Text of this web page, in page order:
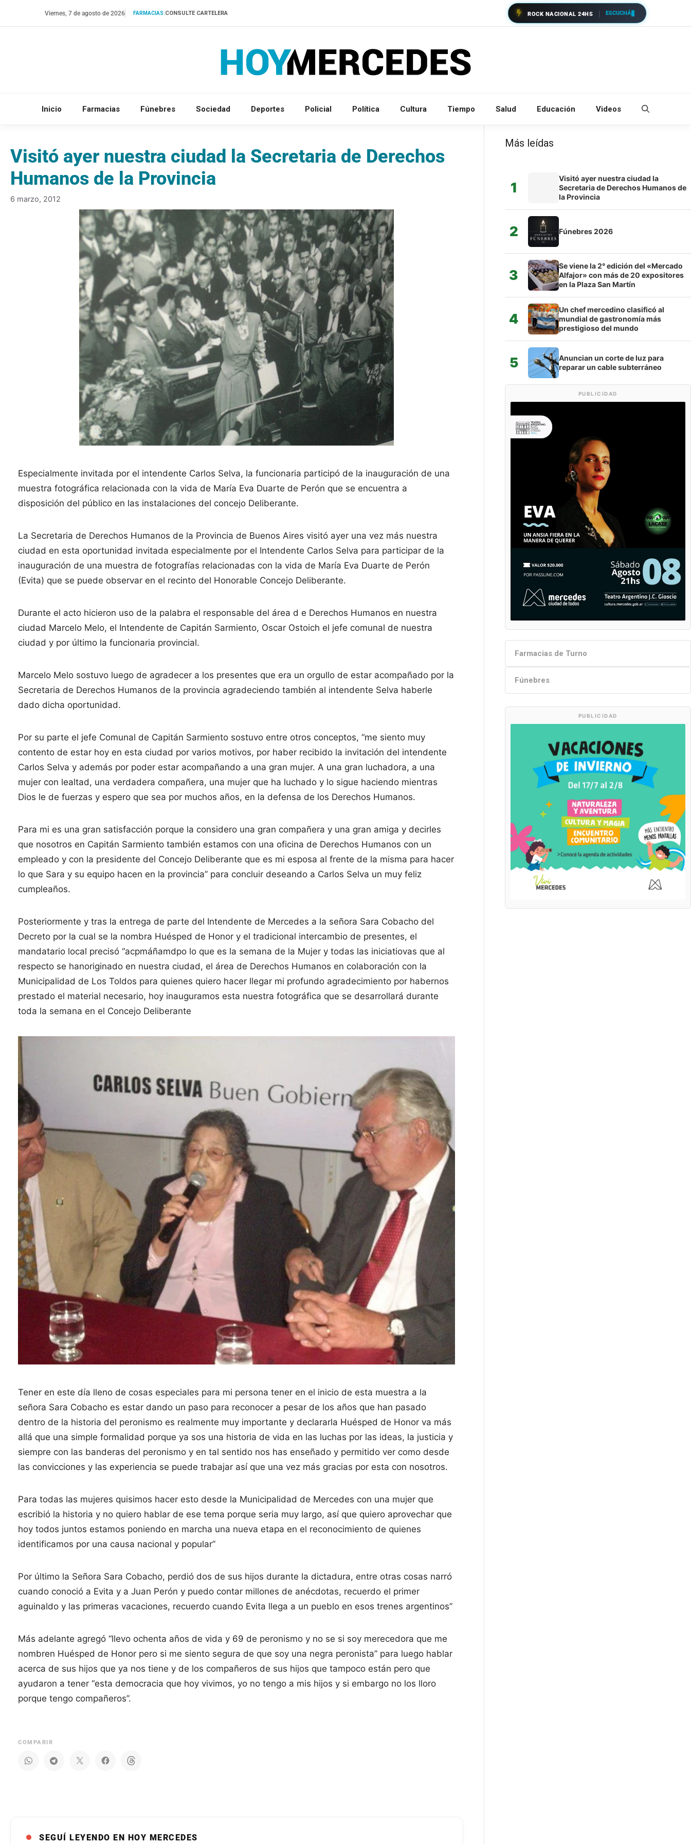
Viernes, 7 de agosto de 2026 FARMACIAS:CONSULTE CARTELERA ROCK NACIONAL 24HS ESCUCHÁ
Inicio Farmacias Fúnebres Sociedad Deportes Policial Política Cultura Tiempo Salud Educación Videos
Visitó ayer nuestra ciudad la Secretaria de Derechos
Humanos de la Provincia
6 marzo, 2012
Especialmente invitada por el intendente Carlos Selva, la funcionaria participó de la inauguración de una
muestra fotográfica relacionada con la vida de María Eva Duarte de Perón que se encuentra a
disposición del público en las instalaciones del concejo Deliberante.
La Secretaria de Derechos Humanos de la Provincia de Buenos Aires visitó ayer una vez más nuestra
ciudad en esta oportunidad invitada especialmente por el Intendente Carlos Selva para participar de la
inauguración de una muestra de fotografías relacionadas con la vida de María Eva Duarte de Perón
(Evita) que se puede observar en el recinto del Honorable Concejo Deliberante.
Durante el acto hicieron uso de la palabra el responsable del área d e Derechos Humanos en nuestra
ciudad Marcelo Melo, el Intendente de Capitán Sarmiento, Oscar Ostoich el jefe comunal de nuestra
ciudad y por último la funcionaria provincial.
Marcelo Melo sostuvo luego de agradecer a los presentes que era un orgullo de estar acompañado por la
Secretaria de Derechos Humanos de la provincia agradeciendo también al intendente Selva haberle
dado dicha oportunidad.
Por su parte el jefe Comunal de Capitán Sarmiento sostuvo entre otros conceptos, “me siento muy
contento de estar hoy en esta ciudad por varios motivos, por haber recibido la invitación del intendente
Carlos Selva y además por poder estar acompañando a una gran mujer. A una gran luchadora, a una
mujer con lealtad, una verdadera compañera, una mujer que ha luchado y lo sigue haciendo mientras
Dios le de fuerzas y espero que sea por muchos años, en la defensa de los Derechos Humanos.
Para mi es una gran satisfacción porque la considero una gran compañera y una gran amiga y decirles
que nosotros en Capitán Sarmiento también estamos con una oficina de Derechos Humanos con un
empleado y con la presidente del Concejo Deliberante que es mi esposa al frente de la misma para hacer
lo que Sara y su equipo hacen en la provincia” para concluir deseando a Carlos Selva un muy feliz
cumpleaños.
Posteriormente y tras la entrega de parte del Intendente de Mercedes a la señora Sara Cobacho del
Decreto por la cual se la nombra Huésped de Honor y el tradicional intercambio de presentes, el
mandatario local precisó “acpmáñamdpo lo que es la semana de la Mujer y todas las iniciatiovas que al
respecto se hanoriginado en nuestra ciudad, el área de Derechos Humanos en colaboración con la
Municipalidad de Los Toldos para quienes quiero hacer llegar mi profundo agradecimiento por habernos
prestado el material necesario, hoy inauguramos esta nuestra fotográfica que se desarrollará durante
toda la semana en el Concejo Deliberante
Tener en este día lleno de cosas especiales para mi persona tener en el inicio de esta muestra a la
señora Sara Cobacho es estar dando un paso para reconocer a pesar de los años que han pasado
dentro de la historia del peronismo es realmente muy importante y declararla Huésped de Honor va más
allá que una simple formalidad porque ya sos una historia de vida en las luchas por las ideas, la justicia y
siempre con las banderas del peronismo y en tal sentido nos has enseñado y permitido ver como desde
las convicciones y las experiencia se puede trabajar así que una vez más gracias por esta con nosotros.
Para todas las mujeres quisimos hacer esto desde la Municipalidad de Mercedes con una mujer que
escribió la historia y no quiero hablar de ese tema porque seria muy largo, así que quiero aprovechar que
hoy todos juntos estamos poniendo en marcha una nueva etapa en el reconocimiento de quienes
identificamos por una causa nacional y popular”
Por último la Señora Sara Cobacho, perdió dos de sus hijos durante la dictadura, entre otras cosas narró
cuando conoció a Evita y a Juan Perón y puedo contar millones de anécdotas, recuerdo el primer
aguinaldo y las primeras vacaciones, recuerdo cuando Evita llega a un pueblo en esos trenes argentinos”
Más adelante agregó “llevo ochenta años de vida y 69 de peronismo y no se si soy merecedora que me
nombren Huésped de Honor pero si me siento segura de que soy una negra peronista” para luego hablar
acerca de sus hijos que ya nos tiene y de los compañeros de sus hijos que tampoco están pero que
ayudaron a tener “esta democracia que hoy vivimos, yo no tengo a mis hijos y si embargo no los lloro
porque tengo compañeros”.
COMPARIR
SEGUÍ LEYENDO EN HOY MERCEDES
Más leídas
1
Visitó ayer nuestra ciudad la
Secretaria de Derechos Humanos de
la Provincia
2 Fúnebres 2026
3
Se viene la 2° edición del «Mercado
Alfajor» con más de 20 expositores
en la Plaza San Martín
4
Un chef mercedino clasificó al
mundial de gastronomía más
prestigioso del mundo
5
Anuncian un corte de luz para
reparar un cable subterráneo
PUBLICIDAD
Farmacias de Turno
Fúnebres
PUBLICIDAD